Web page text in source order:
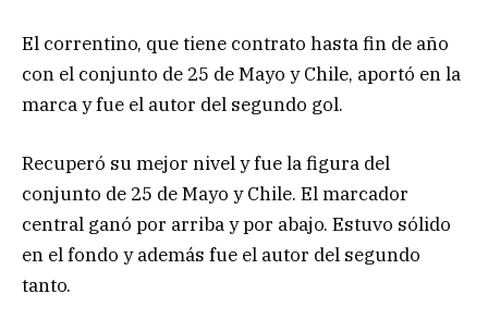
El correntino, que tiene contrato hasta fin de año
con el conjunto de 25 de Mayo y Chile, aportó en la
marca y fue el autor del segundo gol.
Recuperó su mejor nivel y fue la figura del
conjunto de 25 de Mayo y Chile. El marcador
central ganó por arriba y por abajo. Estuvo sólido
en el fondo y además fue el autor del segundo
tanto.